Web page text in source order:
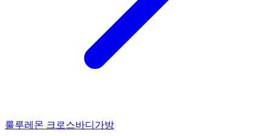
룰루레몬 크로스바디가방